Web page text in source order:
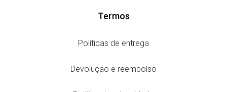
Termos
Políticas de entrega
Devolução e reembolso